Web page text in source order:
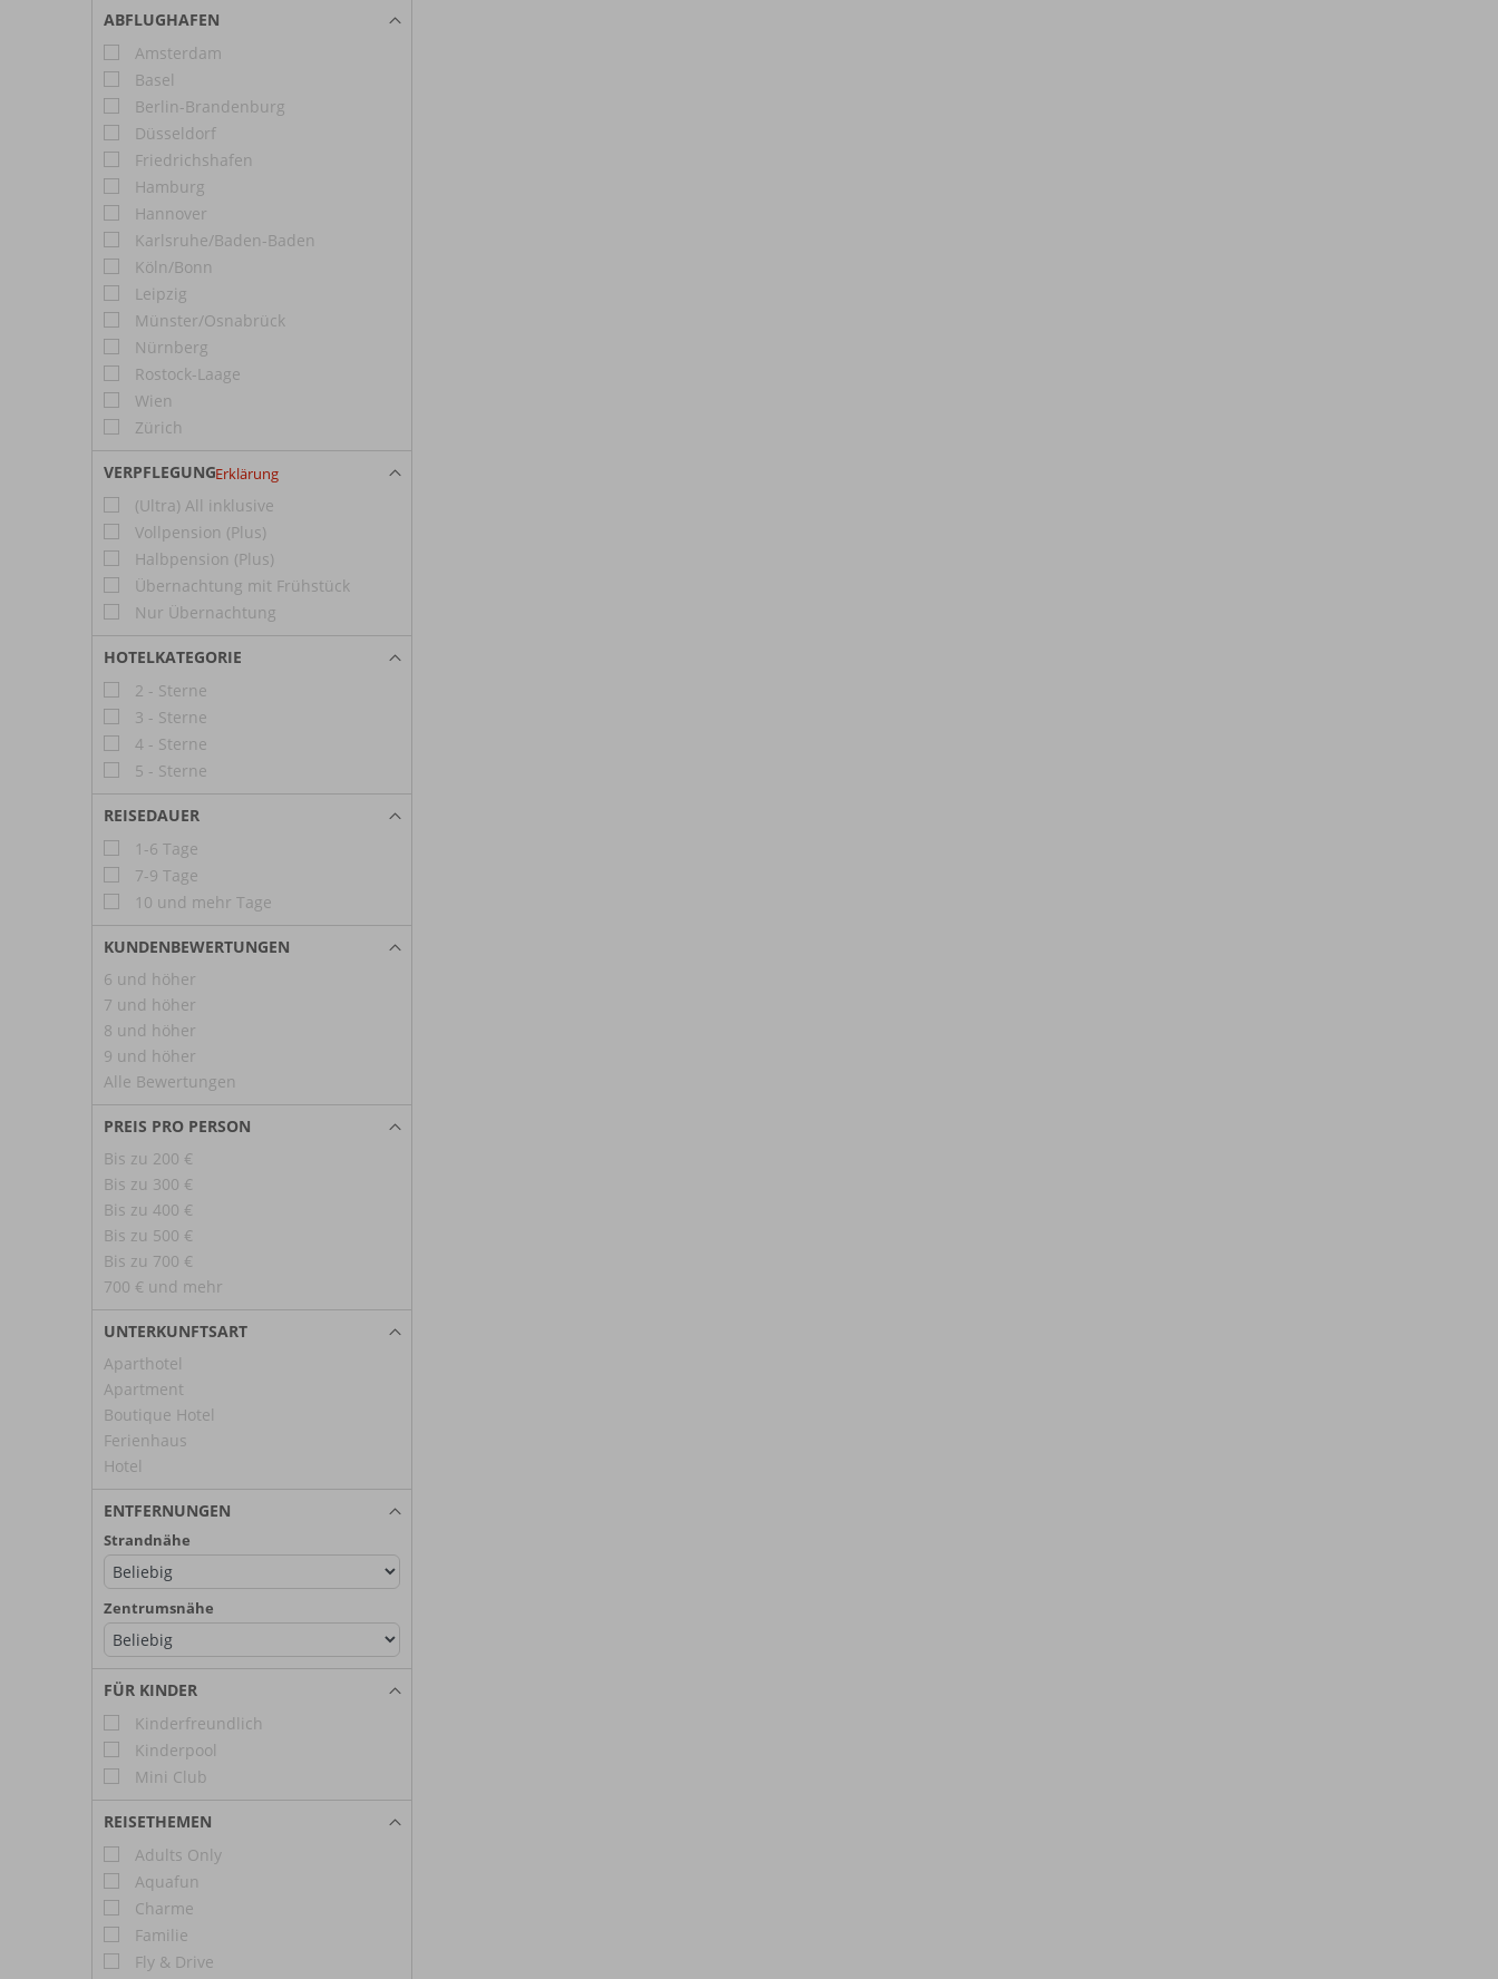
ABFLUGHAFEN
Amsterdam
Basel
Berlin-Brandenburg
Düsseldorf
Friedrichshafen
Hamburg
Hannover
Karlsruhe/Baden-Baden
Köln/Bonn
Leipzig
Münster/Osnabrück
Nürnberg
Rostock-Laage
Wien
Zürich
VERPFLEGUNGErklärung
(Ultra) All inklusive
Vollpension (Plus)
Halbpension (Plus)
Übernachtung mit Frühstück
Nur Übernachtung
HOTELKATEGORIE
2 - Sterne
3 - Sterne
4 - Sterne
5 - Sterne
REISEDAUER
1-6 Tage
7-9 Tage
10 und mehr Tage
KUNDENBEWERTUNGEN
6 und höher
7 und höher
8 und höher
9 und höher
Alle Bewertungen
PREIS PRO PERSON
Bis zu 200 €
Bis zu 300 €
Bis zu 400 €
Bis zu 500 €
Bis zu 700 €
700 € und mehr
UNTERKUNFTSART
Aparthotel
Apartment
Boutique Hotel
Ferienhaus
Hotel
ENTFERNUNGEN
Strandnähe
Zentrumsnähe
FÜR KINDER
Kinderfreundlich
Kinderpool
Mini Club
REISETHEMEN
Adults Only
Aquafun
Charme
Familie
Fly & Drive